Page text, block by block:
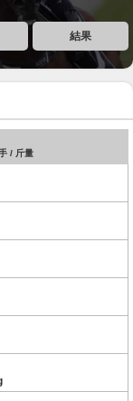
結果
/ 斤量